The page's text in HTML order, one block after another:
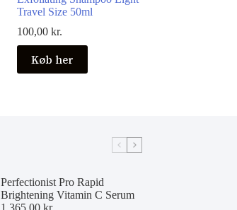
Travel Size 50ml
100,00kr.
Køb her
Perfectionist Pro Rapid
Brightening Vitamin C Serum